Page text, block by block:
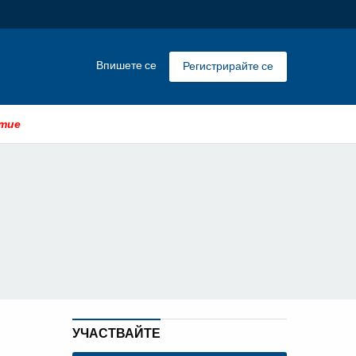
Впишете се Регистрирайте се
УЧАСТВАЙТЕ